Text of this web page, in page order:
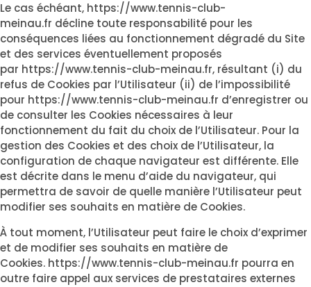
Le cas échéant, https://www.tennis-club-
meinau.fr décline toute responsabilité pour les
conséquences liées au fonctionnement dégradé du Site
et des services éventuellement proposés
par https://www.tennis-club-meinau.fr, résultant (i) du
refus de Cookies par l’Utilisateur (ii) de l’impossibilité
pour https://www.tennis-club-meinau.fr d’enregistrer ou
de consulter les Cookies nécessaires à leur
fonctionnement du fait du choix de l’Utilisateur. Pour la
gestion des Cookies et des choix de l’Utilisateur, la
configuration de chaque navigateur est différente. Elle
est décrite dans le menu d’aide du navigateur, qui
permettra de savoir de quelle manière l’Utilisateur peut
modifier ses souhaits en matière de Cookies.
À tout moment, l’Utilisateur peut faire le choix d’exprimer
et de modifier ses souhaits en matière de
Cookies. https://www.tennis-club-meinau.fr pourra en
outre faire appel aux services de prestataires externes